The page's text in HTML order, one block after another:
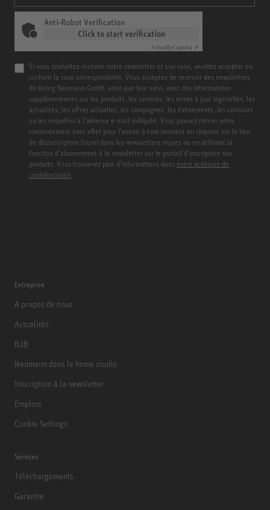
Anti-Robot Verification
Click to start verification
FriendlyCaptcha ⇗
Si vous souhaitez recevoir notre newsletter et son suivi, veuillez accepter en
cochant la case correspondante. Vous acceptez de recevoir des newsletters
de Georg Neumann GmbH, ainsi que leur suivi, avec des informations
supplémentaires sur les produits, les services, les mises à jour logicielles, les
actualités, les offres actuelles, les campagnes, les événements, les concours
ou les enquêtes à l’adresse e-mail indiquée. Vous pouvez retirer votre
consentement avec effet pour l’avenir à tout moment en cliquant sur le lien
de désinscription fourni dans les newsletters reçues ou en utilisant la
fonction d’abonnement à la newsletter sur le portail d’inscription aux
produits. Vous trouverez plus d’informations dans notre politique de
confidentialité.
Entreprise
A propos de nous
Actualités
B2B
Neumann dans le home studio
Inscription à la newsletter
Emplois
Cookie Settings
Services
Téléchargements
Garantie